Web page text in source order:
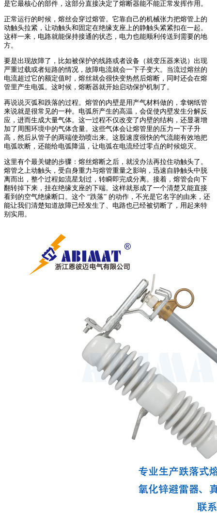
是它最核心的部件，这部分直接决定了熔断器能不能正常发挥作用。
正常运行的时候，熔丝会穿过熔管。它靠自己的机械张力把熔管上的
动触头拉紧，让动触头和固定在绝缘支座上的静触头紧紧扣在一起。
这样一来，电路就能保持接通的状态，电力也能顺利传送到需要的地
方。
要是出现故障了，比如被保护的线路或者设备（就变压器来说）出现
严重过载或者短路的情况，故障电流就会一下子变大。当流过熔丝的
电流超过它的额定值时，熔丝就会很快变热然后熔断，同时还会在熔
管里产生电弧。这时候，熔断器就开始启动保护机制了。
再说说灭弧和跌落的过程。熔管的内壁是用产气材料做的，拿钢纸管
来说就是很常见的一种。电弧所产生的高温，会促使内壁发生分解反
应，进而生成大量气体。这一过程不仅改变了内壁的结构，还显著增
加了周围环境中的气体含量。这些气体会让熔管里的压力一下子升
高，然后从管子的两端使劲喷出来。这股速度很快的气流能有效地把
电弧吹断，还能给电弧降温，让电弧在电流经过零点的时候熄灭。
这里有个最关键的步骤：熔丝熔断之后，就没办法再拉住动触头了。
熔管之上动触头，受自身重力与熔管重量之影响，迅速自静触头中脱
离而出，整个过程如流星划过，转瞬即完成分离。接着，熔管会向下
翻转掉下来，挂在绝缘支座的下端。这样就形成了一个清楚又能直接
看到的空气绝缘断口。这个 “跌落” 的动作，不光是它名字的由来，还
能让我们清楚知道故障已经发生了、电路也已经被切断了，用起来特
别实用。